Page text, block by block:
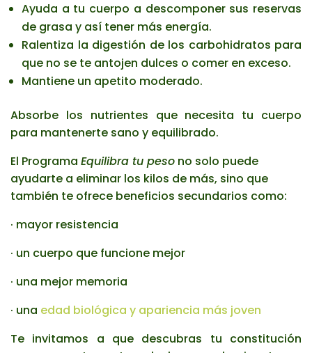
Ayuda a tu cuerpo a descomponer sus reservas
de grasa y así tener más energía.
Ralentiza la digestión de los carbohidratos para
que no se te antojen dulces o comer en exceso.
Mantiene un apetito moderado.
Absorbe los nutrientes que necesita tu cuerpo
para mantenerte sano y equilibrado.
El Programa Equilibra tu peso no solo puede
ayudarte a eliminar los kilos de más, sino que
también te ofrece beneficios secundarios como:
· mayor resistencia
· un cuerpo que funcione mejor
· una mejor memoria
· una edad biológica y apariencia más joven
Te invitamos a que descubras tu constitución